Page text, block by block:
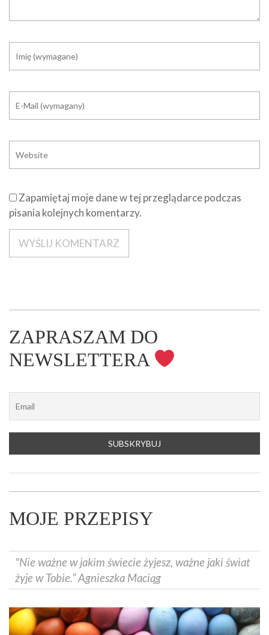
Zapamiętaj moje dane w tej przeglądarce podczas
pisania kolejnych komentarzy.
ZAPRASZAM DO
NEWSLETTERA
MOJE PRZEPISY
"Nie ważne w jakim świecie żyjesz, ważne jaki świat
żyje w Tobie.” Agnieszka Maciąg